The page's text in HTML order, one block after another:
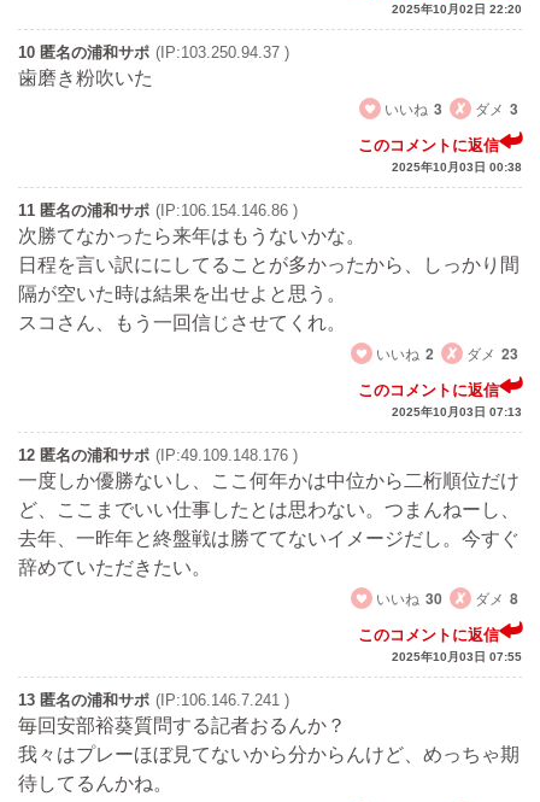
2025年10月02日 22:20
10 匿名の浦和サポ (IP:103.250.94.37 )
歯磨き粉吹いた
いいね 3 ダメ 3
このコメントに返信
2025年10月03日 00:38
11 匿名の浦和サポ (IP:106.154.146.86 )
次勝てなかったら来年はもうないかな。
日程を言い訳ににしてることが多かったから、しっかり間
隔が空いた時は結果を出せよと思う。
スコさん、もう一回信じさせてくれ。
いいね 2 ダメ 23
このコメントに返信
2025年10月03日 07:13
12 匿名の浦和サポ (IP:49.109.148.176 )
一度しか優勝ないし、ここ何年かは中位から二桁順位だけ
ど、ここまでいい仕事したとは思わない。つまんねーし、
去年、一昨年と終盤戦は勝ててないイメージだし。今すぐ
辞めていただきたい。
いいね 30 ダメ 8
このコメントに返信
2025年10月03日 07:55
13 匿名の浦和サポ (IP:106.146.7.241 )
毎回安部裕葵質問する記者おるんか？
我々はプレーほぼ見てないから分からんけど、めっちゃ期
待してるんかね。